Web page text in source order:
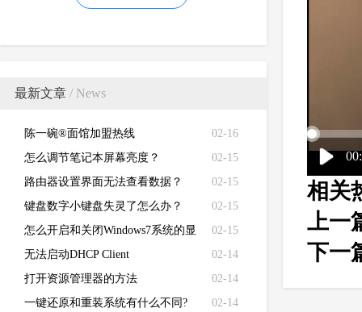
最新文章 / News
02-16
陈一碗®面馆加盟热线
02-15
怎么调节笔记本屏幕亮度？
02-15
路由器设置界面无法查看数据？
02-15
键盘数字小键盘失灵了怎么办？
02-15
怎么开启和关闭Windows7系统的显
卡硬件加速功能
02-14
无法启动DHCP Client
02-14
打开资源管理器的方法
02-14
一键还原和重装系统有什么不同?
相关
上一
下一